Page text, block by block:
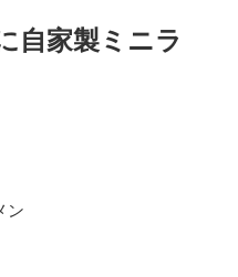
自家製ミニラ
ン